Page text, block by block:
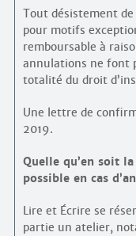
Tout désistement
pour motifs
remboursable à
annulations ne font
totalité du droit
Une lettre de
2019.
Quelle qu’en soit
possible en cas
Lire et Écrire se
partie un atelier,